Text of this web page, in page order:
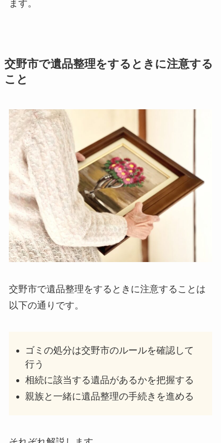
ます。
交野市で遺品整理をするときに注意する
こと
交野市で遺品整理をするときに注意することは
以下の通りです。
ゴミの処分は交野市のルールを確認して
行う
相続に該当する遺品があるかを把握する
親族と一緒に遺品整理の手続きを進める